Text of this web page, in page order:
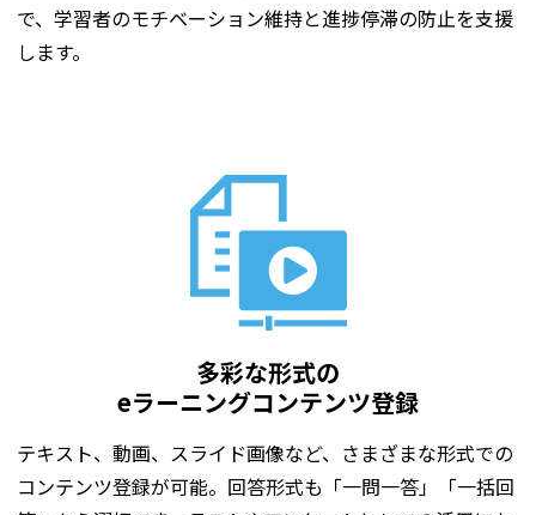
で、学習者のモチベーション維持と進捗停滞の防止を支援
します。
多彩な形式の
eラーニングコンテンツ登録
テキスト、動画、スライド画像など、さまざまな形式での
コンテンツ登録が可能。回答形式も「一問一答」「一括回